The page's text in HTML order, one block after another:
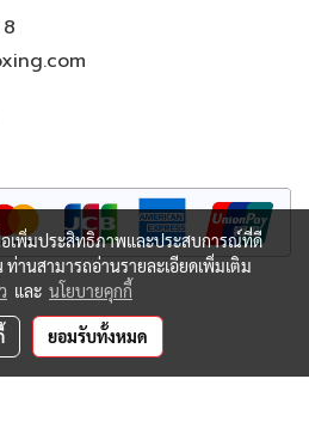
อเพิ่มประสิทธิภาพและประสบการณ์ที่ดี
ท่านสามารถอ่านรายละเอียดเพิ่มเติม
และ นโยบายคุกกี้
ยอมรับทั้งหมด